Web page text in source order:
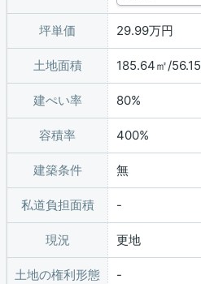
坪単価 29.99万円
土地面積 185.64㎡/
建ぺい率 80%
容積率 400%
建築条件 無
私道負担面積
現況 更地
土地の権利形態